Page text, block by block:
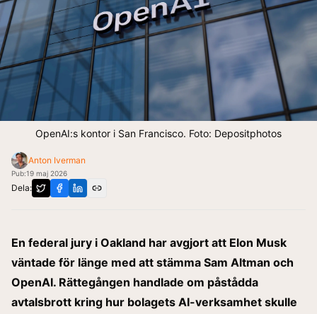
OpenAI:s kontor i San Francisco. Foto: Depositphotos
Anton Iverman
Pub:19 maj 2026
Dela:
En federal jury i Oakland har avgjort att Elon Musk
väntade för länge med att stämma Sam Altman och
OpenAI. Rättegången handlade om påstådda
avtalsbrott kring hur bolagets AI-verksamhet skulle